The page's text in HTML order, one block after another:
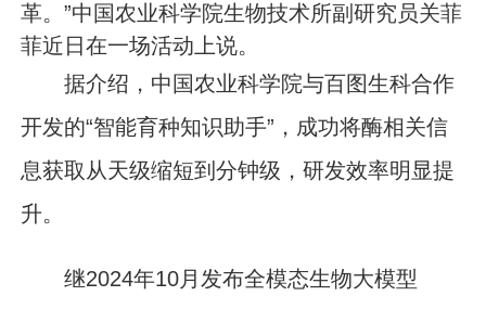
革。”中国农业科学院生物技术所副研究员关菲
菲近日在一场活动上说。
据介绍，中国农业科学院与百图生科合作
开发的“智能育种知识助手”，成功将酶相关信
息获取从天级缩短到分钟级，研发效率明显提
升。
继2024年10月发布全模态生物大模型